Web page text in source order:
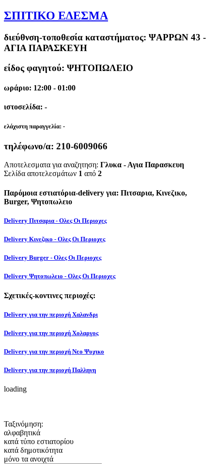
ΣΠΙΤΙΚΟ ΕΔΕΣΜΑ
διεύθνση-τοποθεσία καταστήματος: ΨΑΡΡΩΝ 43 -
ΑΓΙΑ ΠΑΡΑΣΚΕΥΗ
είδος φαγητού: ΨΗΤΟΠΩΛΕΙΟ
ωράριο: 12:00 - 01:00
ιστοσελίδα: -
ελάχιστη παραγγελία: -
τηλέφωνο/α: 210-6009066
Αποτελεσματα για αναζητηση: Γλυκα - Αγια Παρασκευη
Σελίδα αποτελεσμάτων 1 από 2
Παρόμοια εστιατόρια-delivery για: Πιτσαρια, Κινεζικο,
Burger, Ψητοπωλειο
Delivery Πιτσαρια - Ολες Οι Περιοχες
Delivery Κινεζικο - Ολες Οι Περιοχες
Delivery Burger - Ολες Οι Περιοχες
Delivery Ψητοπωλειο - Ολες Οι Περιοχες
Σχετικές-κοντινες περιοχές:
Delivery για την περιοχή Χαλανδρι
Delivery για την περιοχή Χολαργος
Delivery για την περιοχή Νεο Ψυχικο
Delivery για την περιοχή Παλληνη
loading
Ταξινόμηση:
αλφαβητικά
κατά τύπο εστιατορίου
κατά δημοτικότητα
μόνο τα ανοιχτά